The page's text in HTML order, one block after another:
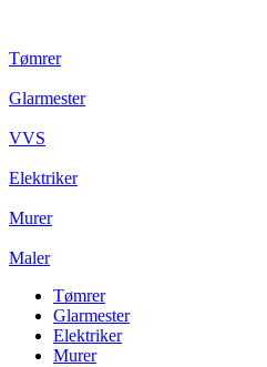
Tømrer
Glarmester
VVS
Elektriker
Murer
Maler
Tømrer
Glarmester
Elektriker
Murer